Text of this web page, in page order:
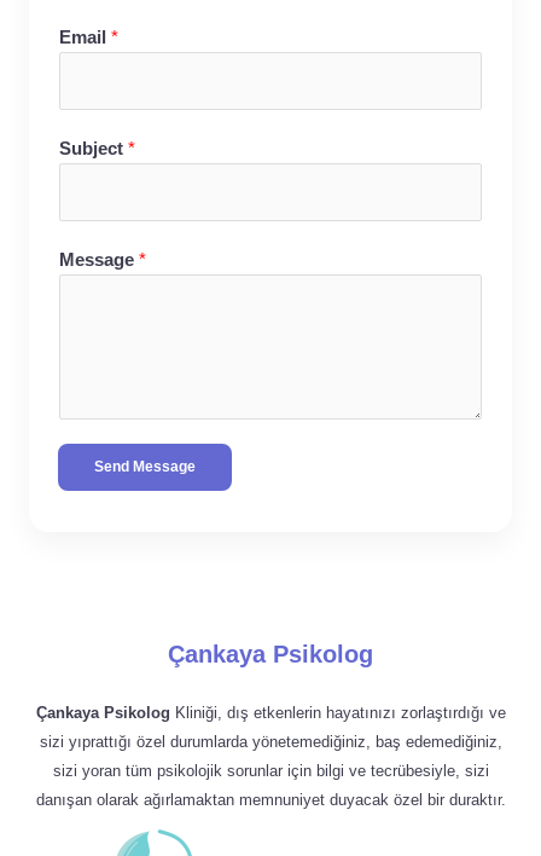
Email *
Subject *
Message *
Send Message
Çankaya Psikolog
Çankaya Psikolog Kliniği, dış etkenlerin hayatınızı zorlaştırdığı ve
sizi yıprattığı özel durumlarda yönetemediğiniz, baş edemediğiniz,
sizi yoran tüm psikolojik sorunlar için bilgi ve tecrübesiyle, sizi
danışan olarak ağırlamaktan memnuniyet duyacak özel bir duraktır.